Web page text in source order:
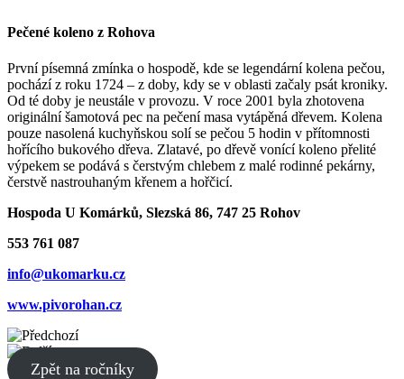
Pečené koleno z Rohova
První písemná zmínka o hospodě, kde se legendární kolena pečou,
pochází z roku 1724 – z doby, kdy se v oblasti začaly psát kroniky.
Od té doby je neustále v provozu. V roce 2001 byla zhotovena
originální šamotová pec na pečení masa vytápěná dřevem. Kolena
pouze nasolená kuchyňskou solí se pečou 5 hodin v přítomnosti
hořícího bukového dřeva. Zlatavé, po dřevě vonící koleno přelité
výpekem se podává s čerstvým chlebem z malé rodinné pekárny,
čerstvě nastrouhaným křenem a hořčicí.
Hospoda U Komárků, Slezská 86, 747 25 Rohov
553 761 087
info@ukomarku.cz
www.pivorohan.cz
Zpět na ročníky